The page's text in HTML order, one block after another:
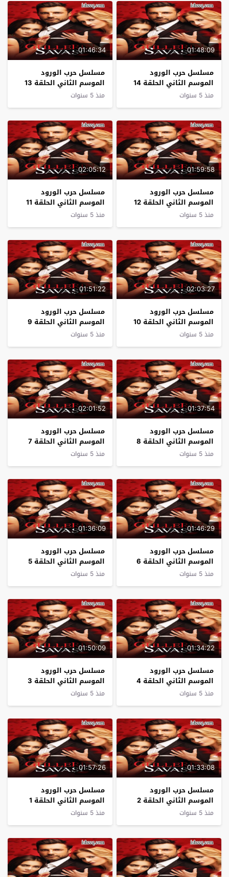
01:48:09
مسلسل حرب الورود
الموسم الثاني الحلقة 14
منذ 5 سنوات
01:46:34
مسلسل حرب الورود
الموسم الثاني الحلقة 13
منذ 5 سنوات
01:59:58
مسلسل حرب الورود
الموسم الثاني الحلقة 12
منذ 5 سنوات
02:05:12
مسلسل حرب الورود
الموسم الثاني الحلقة 11
منذ 5 سنوات
02:03:27
مسلسل حرب الورود
الموسم الثاني الحلقة 10
منذ 5 سنوات
01:51:22
مسلسل حرب الورود
الموسم الثاني الحلقة 9
منذ 5 سنوات
01:37:54
مسلسل حرب الورود
الموسم الثاني الحلقة 8
منذ 5 سنوات
02:01:52
مسلسل حرب الورود
الموسم الثاني الحلقة 7
منذ 5 سنوات
01:46:29
مسلسل حرب الورود
الموسم الثاني الحلقة 6
منذ 5 سنوات
01:36:09
مسلسل حرب الورود
الموسم الثاني الحلقة 5
منذ 5 سنوات
01:34:22
مسلسل حرب الورود
الموسم الثاني الحلقة 4
منذ 5 سنوات
01:50:09
مسلسل حرب الورود
الموسم الثاني الحلقة 3
منذ 5 سنوات
01:33:08
مسلسل حرب الورود
الموسم الثاني الحلقة 2
منذ 5 سنوات
01:57:26
مسلسل حرب الورود
الموسم الثاني الحلقة 1
منذ 5 سنوات